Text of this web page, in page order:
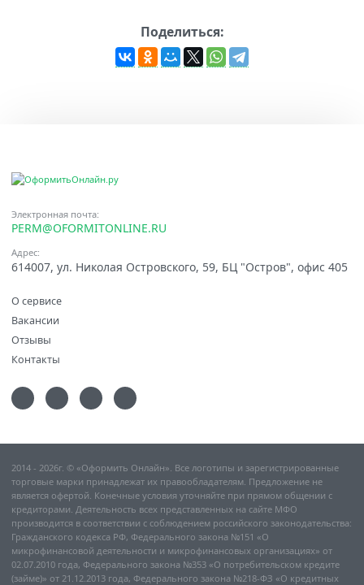
Поделиться:
Электронная почта:
PERM@OFORMITONLINE.RU
Адрес:
614007, ул. Николая Островского, 59, БЦ "Остров", офис 405
О сервисе
Вакансии
Отзывы
Контакты
2014 - 2026г. © «Оформить Онлайн». Все логотипы и зарегистрированные
торговые марки принадлежат их правообладателям. Предложение не
является офертой. Конечные условия уточняйте при прямом общении с
кредиторами. Деятельность всех представленных на сайте МФО
производится в соответствии с соблюдением российского законодательства:
Гражданского кодекса РФ, Федерального закона №151 «О
микрофинансовой деятельности и микрофинансовых организациях» от
02.07.2010 года, Федерального закона №353 «О потребительском кредите
(займе)» от 21.12.2013 года, Федерального закона №218-ФЗ «О кредитных